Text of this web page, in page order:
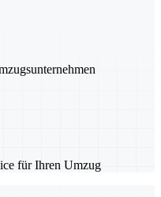
für Ihren Umzug